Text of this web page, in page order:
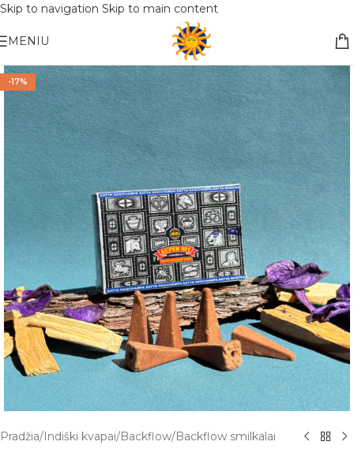
Skip to navigation Skip to main content
Nemokamas pristatymas į paštomatą apsiperkant už 30€!!
MENIU
-17%
Pradžia/Indiški kvapai/Backflow/Backflow smilkalai